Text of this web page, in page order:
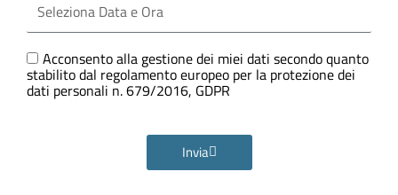
Data
e
GDPR
Acconsento alla gestione dei miei dati secondo quanto
stabilito dal regolamento europeo per la protezione dei
dati personali n. 679/2016, GDPR
Invia